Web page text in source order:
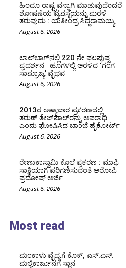
ಹಿಂದೂ ರಾಷ್ಟ್ರವನ್ನಾಗಿ ಮಾಡುವುದೆಂದರೆ
ಶೋಷಣೆಯ ವ್ಯವಸ್ಥೆಯನ್ನು ಮರಳಿ
ತರುವುದು : ಯತೀಂದ್ರ ಸಿದ್ದರಾಮಯ್ಯ
August 6, 2026
ಲಾಲ್‍ಬಾಗ್‍ನಲ್ಲಿ 220 ನೇ ಫಲಪುಷ್ಪ
ಪ್ರದರ್ಶನ : ಹೂಗಳಲ್ಲಿ ಅರಳಿದ ‘ಗಂಗ
ಸಾಮ್ರಾಜ್ಯ’ ವೈಭವ
August 6, 2026
2013ರ ಅತ್ಯಾಚಾರ ಪ್ರಕರಣದಲ್ಲಿ
ತರುಣ್ ತೇಜ್‌ಪಾಲ್‌ರನ್ನು ಅಪರಾಧಿ
ಎಂದು ಘೋಷಿಸಿದ ಬಾಂಬೆ ಹೈಕೋರ್ಟ್
August 6, 2026
ರೇಣುಕಾಸ್ವಾಮಿ ಕೊಲೆ ಪ್ರಕರಣ : ಮಾಫಿ
ಸಾಕ್ಷಿಯಾಗಿ ಪರಿಗಣಿಸುವಂತೆ ಆರೋಪಿ
ಪ್ರದೋಷ್‌ ಅರ್ಜಿ
August 6, 2026
Most read
ಮಂಕಾಳು ವೈದ್ಯಗೆ ಕೊಕ್‌, ಎಸ್‌.ಎಸ್‌.
ಮಲ್ಲಿಕಾರ್ಜುನಗೆ ಸ್ಥಾನ